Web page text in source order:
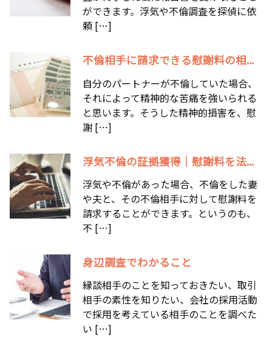
ができます。浮気や不倫調査を探偵に依
頼 […]
不倫相手に請求できる慰謝料の相...
自分のパートナーが不倫していた場合、
それによって精神的な苦痛を強いられる
と思います。そうした精神的損害を、慰
謝 […]
浮気不倫の証拠獲得｜慰謝料を法...
浮気や不倫があった場合、不倫をした妻
や夫と、その不倫相手に対して慰謝料を
請求することができます。というのも、
不 […]
身辺調査でわかること
縁談相手のことを知っておきたい、取引
相手の素性を知りたい、会社の採用活動
で採用を考えている相手のことを調べた
い […]